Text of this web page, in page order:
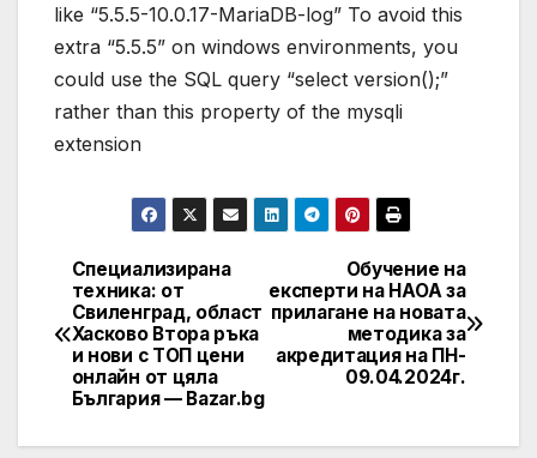
like “5.5.5-10.0.17-MariaDB-log” To avoid this
extra “5.5.5” on windows environments, you
could use the SQL query “select version();”
rather than this property of the mysqli
extension
Post
navigation
Обучение на
експерти на НАОА за
прилагане на новата
методика за
акредитация на ПН-
09.04.2024г.
Специализирана
техника: от
Свиленград, област
Хасково Втора ръка
и нови с ТОП цени
онлайн от цяла
България — Bazar.bg